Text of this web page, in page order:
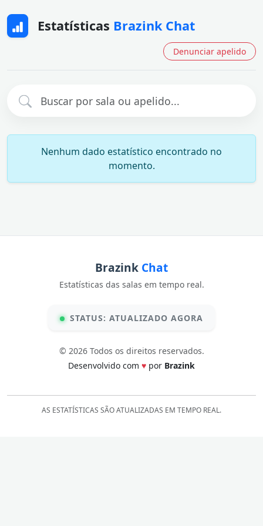
Estatísticas Brazink Chat
Denunciar apelido
Nenhum dado estatístico encontrado no
momento.
Brazink Chat
Estatísticas das salas em tempo real.
STATUS: ATUALIZADO AGORA
© 2026 Todos os direitos reservados.
Desenvolvido com ♥ por Brazink
AS ESTATÍSTICAS SÃO ATUALIZADAS EM TEMPO REAL.